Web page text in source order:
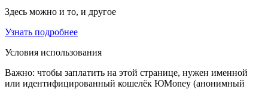
Здесь можно и то, и другое
Узнать подробнее
Условия использования
Важно: чтобы заплатить на этой странице, нужен именной
или идентифицированный кошелёк ЮMoney (анонимный